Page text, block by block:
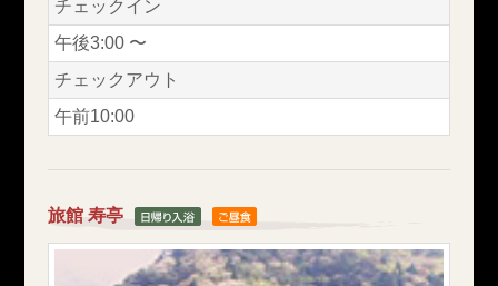
チェックイン
午後3:00 〜
チェックアウト
午前10:00
旅館 寿亭